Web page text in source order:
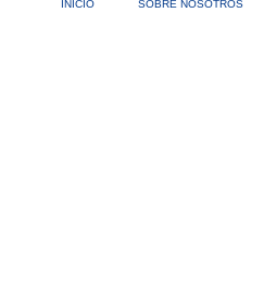
INICIO SOBRE NOSOTROS